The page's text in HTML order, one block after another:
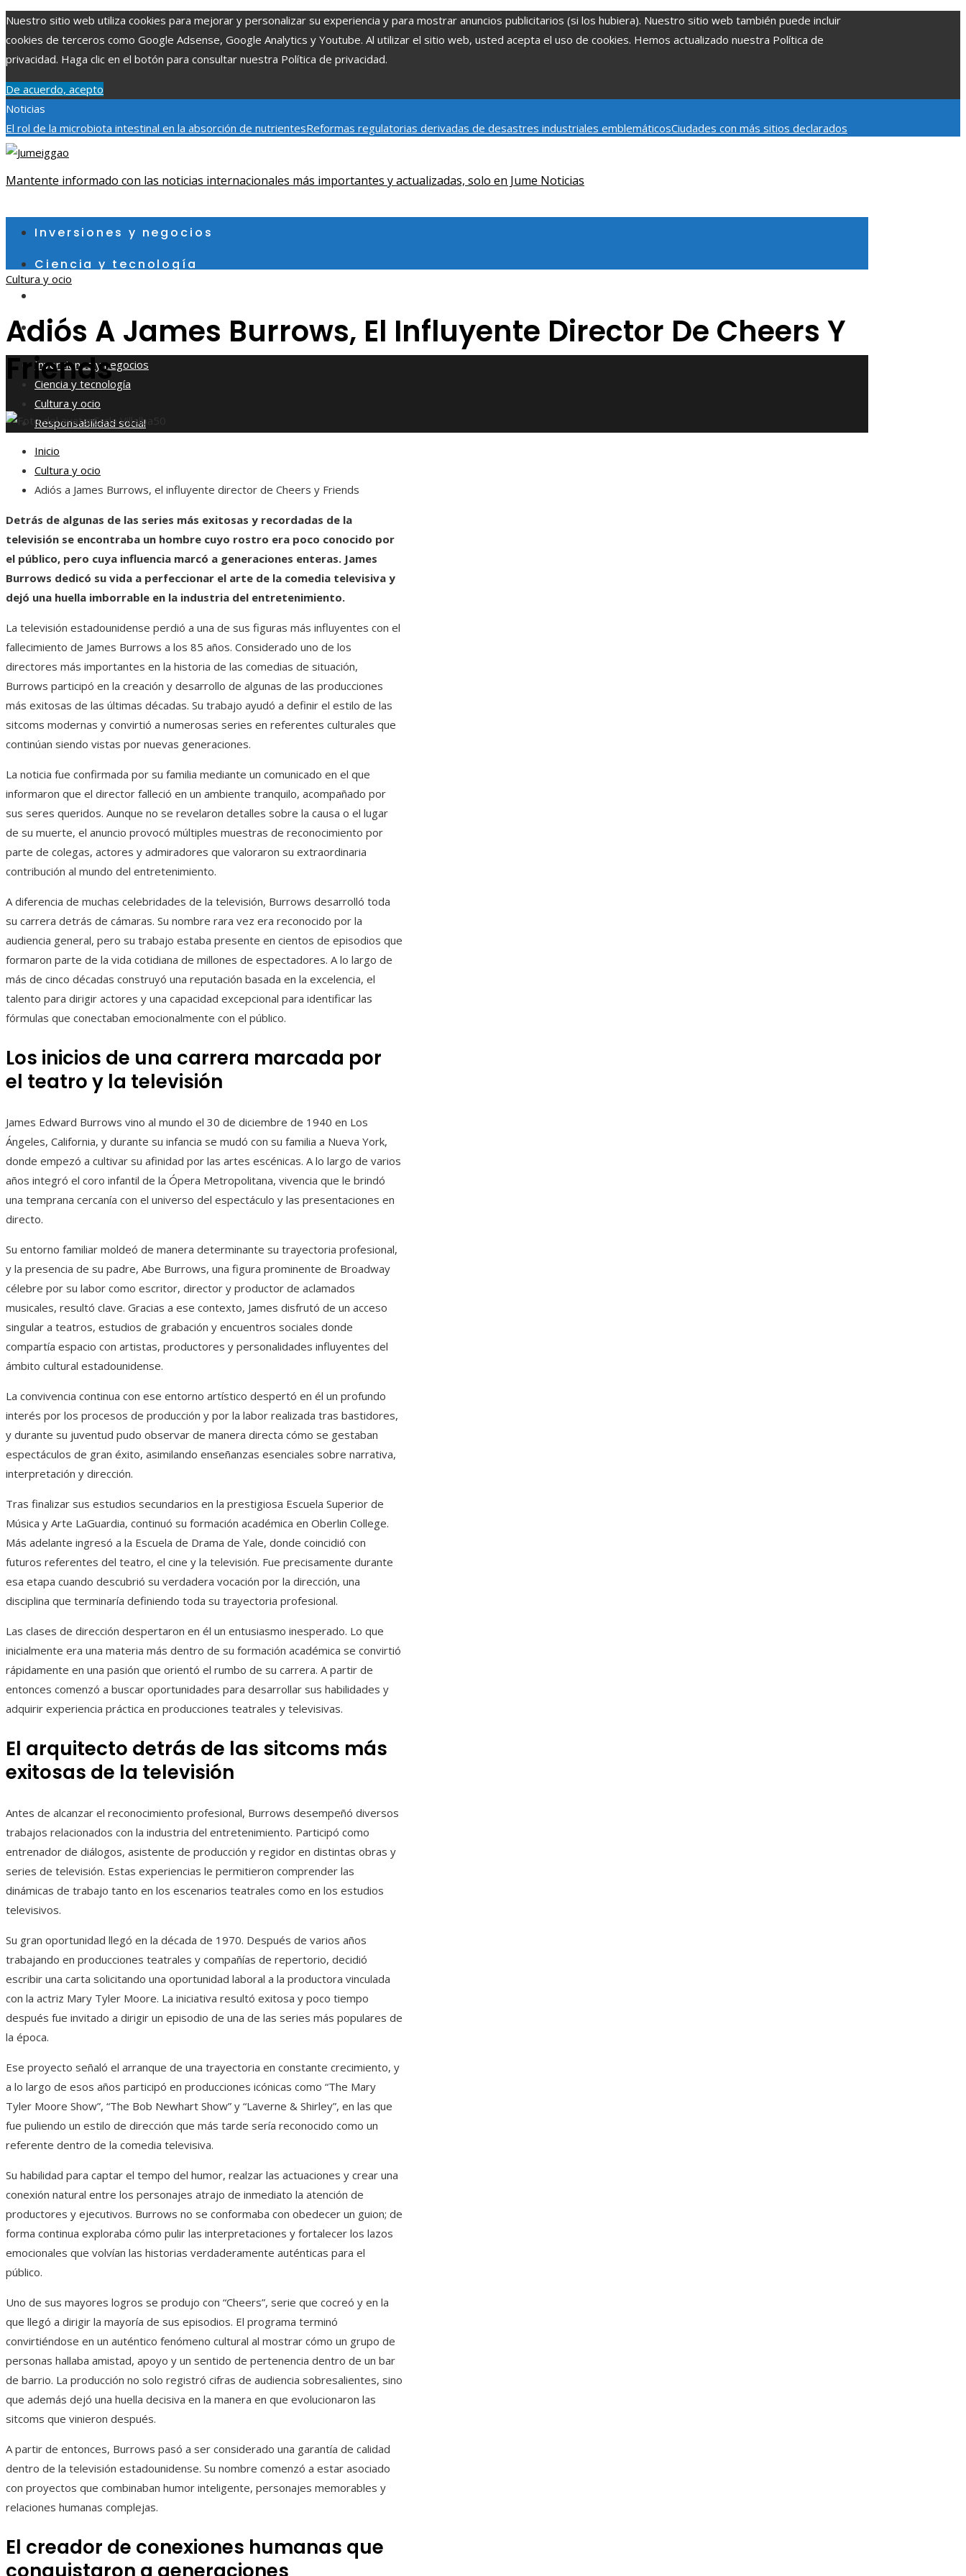
Nuestro sitio web utiliza cookies para mejorar y personalizar su experiencia y para mostrar anuncios publicitarios (si los hubiera). Nuestro sitio web también puede incluir
cookies de terceros como Google Adsense, Google Analytics y Youtube. Al utilizar el sitio web, usted acepta el uso de cookies. Hemos actualizado nuestra Política de
privacidad. Haga clic en el botón para consultar nuestra Política de privacidad.
De acuerdo, acepto
Noticias
El rol de la microbiota intestinal en la absorción de nutrientesReformas regulatorias derivadas de desastres industriales emblemáticosCiudades con más sitios declarados
Patrimonio de la Humanidad y su importancia
sábado, agosto 8
Mantente informado con las noticias internacionales más importantes y actualizadas, solo en Jume Noticias
Inversiones y negocios
Ciencia y tecnología
Responsabilidad social
Inversiones y negocios
Ciencia y tecnología
Cultura y ocio
Responsabilidad social
Cultura y ocio
Adiós A James Burrows, El Influyente Director De Cheers Y
Friends
Carla Villalba
Inicio
Cultura y ocio
Adiós a James Burrows, el influyente director de Cheers y Friends
Detrás de algunas de las series más exitosas y recordadas de la
televisión se encontraba un hombre cuyo rostro era poco conocido por
el público, pero cuya influencia marcó a generaciones enteras. James
Burrows dedicó su vida a perfeccionar el arte de la comedia televisiva y
dejó una huella imborrable en la industria del entretenimiento.
La televisión estadounidense perdió a una de sus figuras más influyentes con el
fallecimiento de James Burrows a los 85 años. Considerado uno de los
directores más importantes en la historia de las comedias de situación,
Burrows participó en la creación y desarrollo de algunas de las producciones
más exitosas de las últimas décadas. Su trabajo ayudó a definir el estilo de las
sitcoms modernas y convirtió a numerosas series en referentes culturales que
continúan siendo vistas por nuevas generaciones.
La noticia fue confirmada por su familia mediante un comunicado en el que
informaron que el director falleció en un ambiente tranquilo, acompañado por
sus seres queridos. Aunque no se revelaron detalles sobre la causa o el lugar
de su muerte, el anuncio provocó múltiples muestras de reconocimiento por
parte de colegas, actores y admiradores que valoraron su extraordinaria
contribución al mundo del entretenimiento.
A diferencia de muchas celebridades de la televisión, Burrows desarrolló toda
su carrera detrás de cámaras. Su nombre rara vez era reconocido por la
audiencia general, pero su trabajo estaba presente en cientos de episodios que
formaron parte de la vida cotidiana de millones de espectadores. A lo largo de
más de cinco décadas construyó una reputación basada en la excelencia, el
talento para dirigir actores y una capacidad excepcional para identificar las
fórmulas que conectaban emocionalmente con el público.
Los inicios de una carrera marcada por
el teatro y la televisión
James Edward Burrows vino al mundo el 30 de diciembre de 1940 en Los
Ángeles, California, y durante su infancia se mudó con su familia a Nueva York,
donde empezó a cultivar su afinidad por las artes escénicas. A lo largo de varios
años integró el coro infantil de la Ópera Metropolitana, vivencia que le brindó
una temprana cercanía con el universo del espectáculo y las presentaciones en
directo.
Su entorno familiar moldeó de manera determinante su trayectoria profesional,
y la presencia de su padre, Abe Burrows, una figura prominente de Broadway
célebre por su labor como escritor, director y productor de aclamados
musicales, resultó clave. Gracias a ese contexto, James disfrutó de un acceso
singular a teatros, estudios de grabación y encuentros sociales donde
compartía espacio con artistas, productores y personalidades influyentes del
ámbito cultural estadounidense.
La convivencia continua con ese entorno artístico despertó en él un profundo
interés por los procesos de producción y por la labor realizada tras bastidores,
y durante su juventud pudo observar de manera directa cómo se gestaban
espectáculos de gran éxito, asimilando enseñanzas esenciales sobre narrativa,
interpretación y dirección.
Tras finalizar sus estudios secundarios en la prestigiosa Escuela Superior de
Música y Arte LaGuardia, continuó su formación académica en Oberlin College.
Más adelante ingresó a la Escuela de Drama de Yale, donde coincidió con
futuros referentes del teatro, el cine y la televisión. Fue precisamente durante
esa etapa cuando descubrió su verdadera vocación por la dirección, una
disciplina que terminaría definiendo toda su trayectoria profesional.
Las clases de dirección despertaron en él un entusiasmo inesperado. Lo que
inicialmente era una materia más dentro de su formación académica se convirtió
rápidamente en una pasión que orientó el rumbo de su carrera. A partir de
entonces comenzó a buscar oportunidades para desarrollar sus habilidades y
adquirir experiencia práctica en producciones teatrales y televisivas.
El arquitecto detrás de las sitcoms más
exitosas de la televisión
Antes de alcanzar el reconocimiento profesional, Burrows desempeñó diversos
trabajos relacionados con la industria del entretenimiento. Participó como
entrenador de diálogos, asistente de producción y regidor en distintas obras y
series de televisión. Estas experiencias le permitieron comprender las
dinámicas de trabajo tanto en los escenarios teatrales como en los estudios
televisivos.
Su gran oportunidad llegó en la década de 1970. Después de varios años
trabajando en producciones teatrales y compañías de repertorio, decidió
escribir una carta solicitando una oportunidad laboral a la productora vinculada
con la actriz Mary Tyler Moore. La iniciativa resultó exitosa y poco tiempo
después fue invitado a dirigir un episodio de una de las series más populares de
la época.
Ese proyecto señaló el arranque de una trayectoria en constante crecimiento, y
a lo largo de esos años participó en producciones icónicas como “The Mary
Tyler Moore Show”, “The Bob Newhart Show” y “Laverne & Shirley”, en las que
fue puliendo un estilo de dirección que más tarde sería reconocido como un
referente dentro de la comedia televisiva.
Su habilidad para captar el tempo del humor, realzar las actuaciones y crear una
conexión natural entre los personajes atrajo de inmediato la atención de
productores y ejecutivos. Burrows no se conformaba con obedecer un guion; de
forma continua exploraba cómo pulir las interpretaciones y fortalecer los lazos
emocionales que volvían las historias verdaderamente auténticas para el
público.
Uno de sus mayores logros se produjo con “Cheers”, serie que cocreó y en la
que llegó a dirigir la mayoría de sus episodios. El programa terminó
convirtiéndose en un auténtico fenómeno cultural al mostrar cómo un grupo de
personas hallaba amistad, apoyo y un sentido de pertenencia dentro de un bar
de barrio. La producción no solo registró cifras de audiencia sobresalientes, sino
que además dejó una huella decisiva en la manera en que evolucionaron las
sitcoms que vinieron después.
A partir de entonces, Burrows pasó a ser considerado una garantía de calidad
dentro de la televisión estadounidense. Su nombre comenzó a estar asociado
con proyectos que combinaban humor inteligente, personajes memorables y
relaciones humanas complejas.
El creador de conexiones humanas que